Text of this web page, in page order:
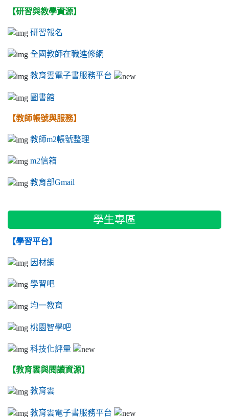
【研習與教學資源】
研習報名
全國教師在職進修網
教育雲電子書服務平台
圖書館
【教師帳號與服務】
教師m2帳號整理
m2信箱
教育部Gmail
學生專區
【學習平台】
因材網
學習吧
均一教育
桃園智學吧
科技化評量
【教育雲與閱讀資源】
教育雲
教育雲電子書服務平台